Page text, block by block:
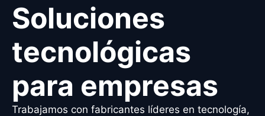
Soluciones
tecnológicas
para empresas
Trabajamos con fabricantes líderes en tecnología,